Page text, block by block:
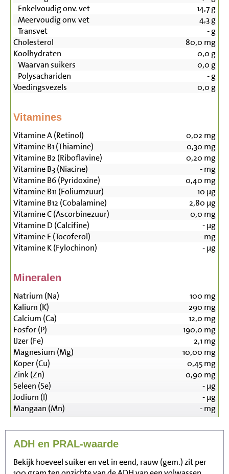
Enkelvoudig onv. vet
14,7g
Meervoudig onv. vet
4,3g
Transvet
-g
Cholesterol
80,0 mg
Koolhydraten
0,0 g
Waarvan suikers
0,0 g
Polysachariden
-g
Voedingsvezels
0,0 g
Vitamines
Vitamine A (Retinol) 0,02 mg
Vitamine B1 (Thiamine)
0,30 mg
Vitamine B2 (Riboflavine)
0,20 mg
Vitamine B3 (Niacine)
-mg
Vitamine B6 (Pyridoxine)
0,40 mg
Vitamine B11 (Foliumzuur)
10 µg
Vitamine B12 (Cobalamine)
2,80 µg
Vitamine C (Ascorbinezuur)
0,0 mg
Vitamine D (Calcifine)
-µg
Vitamine E (Tocoferol)
-mg
Vitamine K (Fylochinon)
-µg
Mineralen
Natrium (Na) 100 mg
Kalium (K)
290 mg
Calcium (Ca)
12,0 mg
Fosfor (P)
190,0 mg
IJzer (Fe)
2,1 mg
Magnesium (Mg)
10,00 mg
Koper (Cu)
0,45mg
Zink (Zn)
0,90 mg
Seleen (Se)
-µg
Jodium (I)
-µg
Mangaan (Mn)
-mg
ADH en PRAL-waarde
Bekijk hoeveel suiker en vet in eend, rauw (gem.) zit per